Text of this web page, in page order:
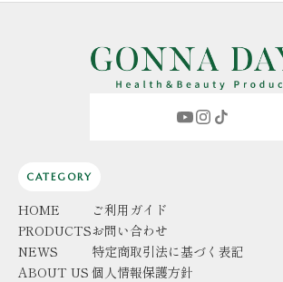
CATEGORY
HOME
PRODUCTS
NEWS
ABOUT US
ご利用ガイド
お問い合わせ
特定商取引法に基づく表記
個人情報保護方針